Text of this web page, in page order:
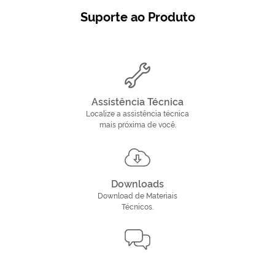
Suporte ao Produto
Assistência Técnica
Localize a assistência técnica
mais próxima de você.
Downloads
Download de Materiais
Técnicos.